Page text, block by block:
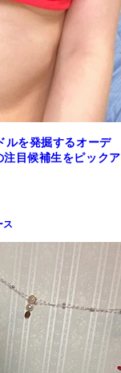
を発掘するオーデ
目候補生をピックア
ス